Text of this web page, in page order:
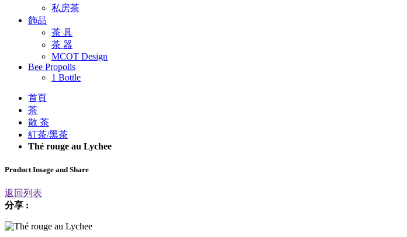
私房茶
飾品
茶 具
茶 器
MCOT Design
Bee Propolis
1 Bottle
首頁
茶
散 茶
紅茶/黑茶
Thé rouge au Lychee
Product Image and Share
返回列表
分享 :